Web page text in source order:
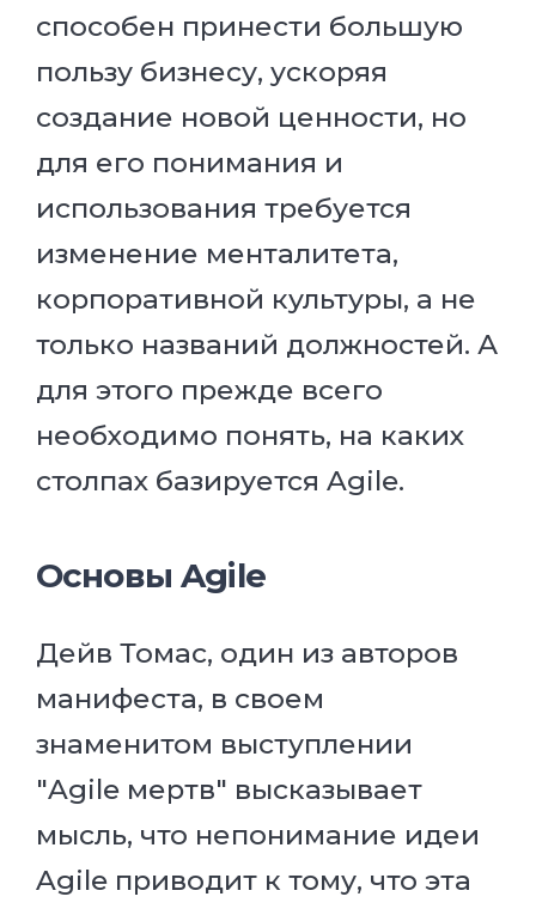
способен принести большую
пользу бизнесу, ускоряя
создание новой ценности, но
для его понимания и
использования требуется
изменение менталитета,
корпоративной культуры, а не
только названий должностей. А
для этого прежде всего
необходимо понять, на каких
столпах базируется Agile.
Основы Agile
Дейв Томас, один из авторов
манифеста, в своем
знаменитом выступлении
"Agile мертв" высказывает
мысль, что непонимание идеи
Agile приводит к тому, что эта